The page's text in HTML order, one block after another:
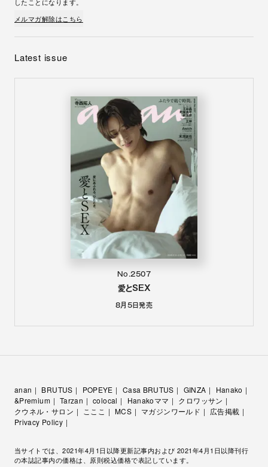
メルマガ解除はこちら
Latest issue
No.2507
愛とSEX
8月5日発売
anan BRUTUS POPEYE Casa BRUTUS GINZA
Hanako
&Premium
Tarzan colocal Hanakoママ
クロワッサン
クウネル・サロン
こここ MCS マガジンワールド
広告掲載
Privacy Policy
当サイトでは、2021年4月1日以降更新記事内および 2021年4月1日以降刊行
の本誌記事内の価格は、原則税込価格で表記しています。